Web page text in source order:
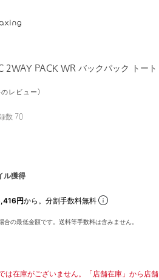
2WAY PACK WR バックパック トート
レビュー)
数 70
ル獲得
円から。分割手数料無料
の最低金額です。送料等手数料は含みません。
は在庫がございません。「店舗在庫」から店舗